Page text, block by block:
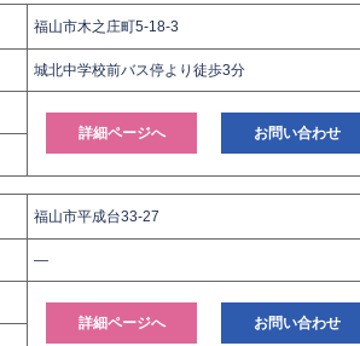
福山市木之庄町5-18-3
城北中学校前バス停より徒歩3分
詳細ページへ
お問い合わせ
福山市平成台33-27
—
詳細ページへ
お問い合わせ